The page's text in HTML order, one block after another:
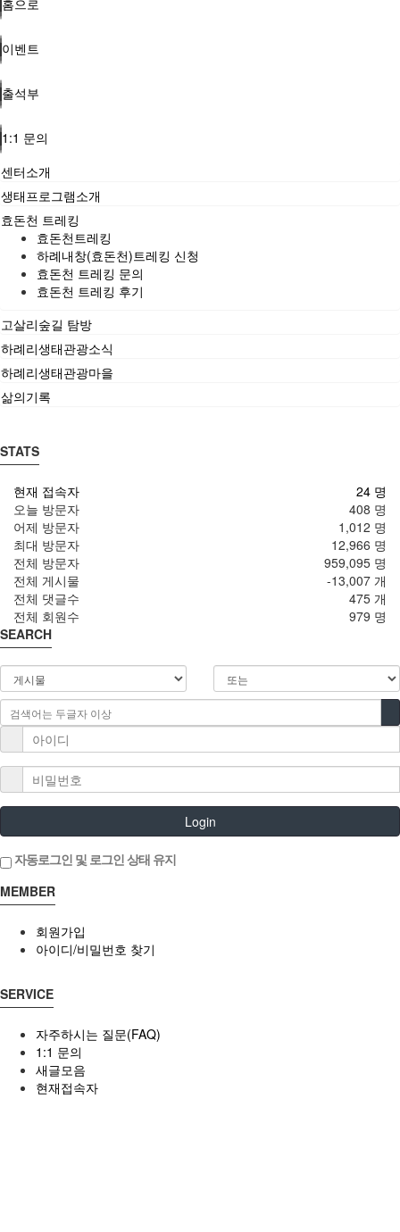
이벤트
출석부
1:1 문의
센터소개
생태프로그램소개
효돈천 트레킹
효돈천트레킹
하례내창(효돈천)트레킹 신청
효돈천 트레킹 문의
효돈천 트레킹 후기
고살리숲길 탐방
하례리생태관광소식
하례리생태관광마을
삶의기록
STATS
24 명
현재 접속자
408 명
오늘 방문자
1,012 명
어제 방문자
12,966 명
최대 방문자
959,095 명
전체 방문자
-13,007 개
전체 게시물
475 개
전체 댓글수
979 명
전체 회원수
SEARCH
Login
자동로그인 및 로그인 상태 유지
MEMBER
회원가입
아이디/비밀번호 찾기
SERVICE
자주하시는 질문(FAQ)
1:1 문의
새글모음
현재접속자